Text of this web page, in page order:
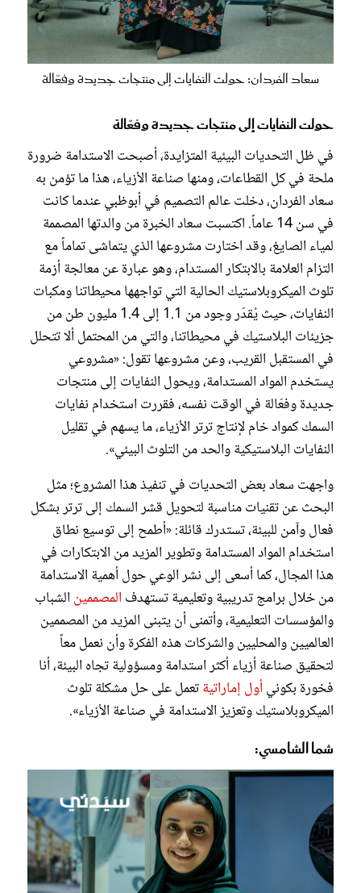
سعاد الفردان: حولت النفايات إلى منتجات جديدة وفعّالة
حولت النفايات إلى منتجات جديدة وفعّالة
في ظل التحديات البيئية المتزايدة، أصبحت الاستدامة ضرورة
ملحة في كل القطاعات، ومنها صناعة الأزياء، هذا ما تؤمن به
سعاد الفردان، دخلت عالم التصميم في أبوظبي عندما كانت
في سن 14 عاماً. اكتسبت سعاد الخبرة من والدتها المصممة
لمياء الصايغ، وقد اختارت مشروعها الذي يتماشى تماماً مع
التزام العلامة بالابتكار المستدام، وهو عبارة عن معالجة أزمة
تلوث الميكروبلاستيك الحالية التي تواجهها محيطاتنا ومكبات
النفايات، حيث يُقدّر وجود من 1.1 إلى 1.4 مليون طن من
جزيئات البلاستيك في محيطاتنا، والتي من المحتمل ألا تتحلل
في المستقبل القريب، وعن مشروعها تقول: «مشروعي
يستخدم المواد المستدامة، ويحول النفايات إلى منتجات
جديدة وفعّالة في الوقت نفسه، فقررت استخدام نفايات
السمك كمواد خام لإنتاج ترتر الأزياء، ما يسهم في تقليل
النفايات البلاستيكية والحد من التلوث البيئي».
واجهت سعاد بعض التحديات في تنفيذ هذا المشروع؛ مثل
البحث عن تقنيات مناسبة لتحويل قشر السمك إلى ترتر بشكل
فعال وآمن للبيئة، تستدرك قائلة: «أطمح إلى توسيع نطاق
استخدام المواد المستدامة وتطوير المزيد من الابتكارات في
هذا المجال، كما أسعى إلى نشر الوعي حول أهمية الاستدامة
من خلال برامج تدريبية وتعليمية تستهدف المصممين الشباب
والمؤسسات التعليمية، وأتمنى أن يتبنى المزيد من المصممين
العالميين والمحليين والشركات هذه الفكرة وأن نعمل معاً
لتحقيق صناعة أزياء أكثر استدامة ومسؤولية تجاه البيئة، أنا
فخورة بكونيأول إماراتيةتعمل على حل مشكلة تلوث
الميكروبلاستيك وتعزيز الاستدامة في صناعة الأزياء».
شما الشامسي: